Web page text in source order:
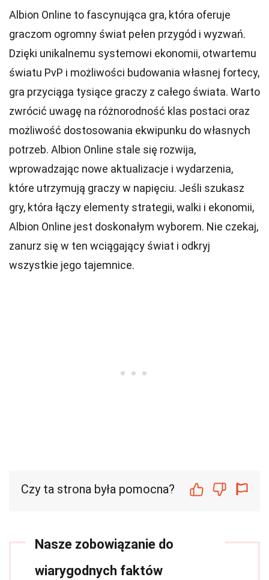
Albion Online to fascynująca gra, która oferuje
graczom ogromny świat pełen przygód i wyzwań.
Dzięki unikalnemu systemowi ekonomii, otwartemu
światu PvP i możliwości budowania własnej fortecy,
gra przyciąga tysiące graczy z całego świata. Warto
zwrócić uwagę na różnorodność klas postaci oraz
możliwość dostosowania ekwipunku do własnych
potrzeb. Albion Online stale się rozwija,
wprowadzając nowe aktualizacje i wydarzenia,
które utrzymują graczy w napięciu. Jeśli szukasz
gry, która łączy elementy strategii, walki i ekonomii,
Albion Online jest doskonałym wyborem. Nie czekaj,
zanurz się w ten wciągający świat i odkryj
wszystkie jego tajemnice.
Czy ta strona była pomocna?
Nasze zobowiązanie do
wiarygodnych faktów